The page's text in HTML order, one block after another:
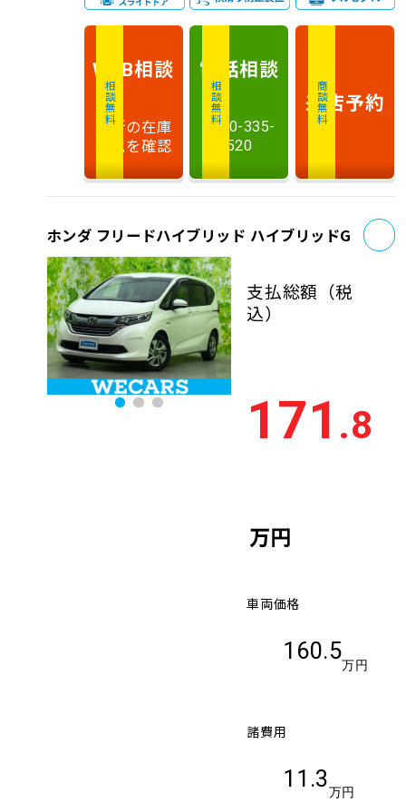
相談無料
WEB相談
最新の在庫
状況を確認
相談無料
電話相談
0120-335-
520
商談無料
来店予約
ホンダ フリードハイブリッド ハイブリッドG
支払総額 （税
込）
171 .8
万円
車両価格
160.5
万円
諸費用
11.3
万円